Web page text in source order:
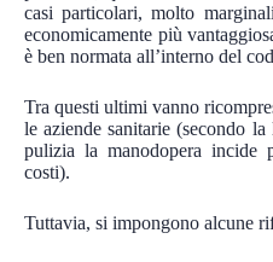
casi particolari, molto
economicamente più
è ben normata all’interno del
Tra questi ultimi vanno
le aziende sanitarie (secondo
pulizia la manodopera incide
costi).
Tuttavia, si impongono alcune